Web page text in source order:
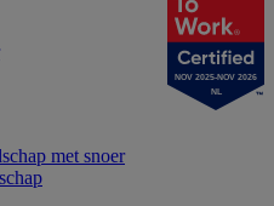
met snoer
NOV 2025-NOV 2026
NL